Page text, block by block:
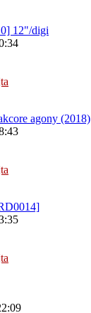
12"/digi
agony (2018)